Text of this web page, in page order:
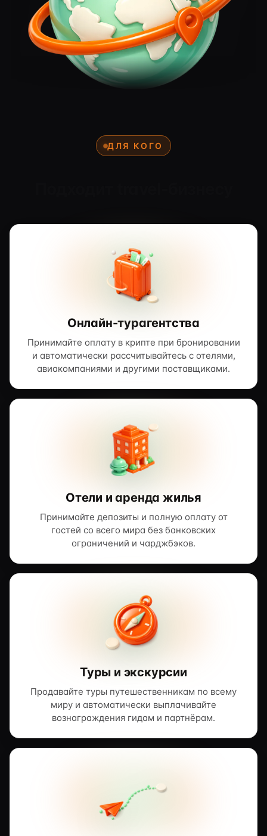
ДЛЯ КОГО
Онлайн-турагентства
Принимайте оплату в крипте при бронировании
и автоматически рассчитывайтесь с отелями,
авиакомпаниями и другими поставщиками.
Отели и аренда жилья
Принимайте депозиты и полную оплату от
гостей со всего мира без банковских
ограничений и чарджбэков.
Туры и экскурсии
Продавайте туры путешественникам по всему
миру и автоматически выплачивайте
вознаграждения гидам и партнёрам.